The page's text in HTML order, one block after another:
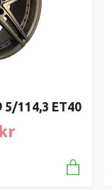
5/114,3 ET40